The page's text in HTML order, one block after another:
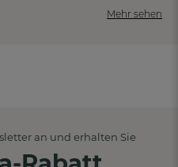
Mehr sehen
an und erhalten Sie